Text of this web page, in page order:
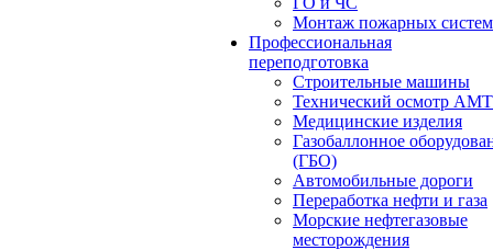
Монтаж пожарных систем
Профессиональная
переподготовка
Строительные машины
Технический осмотр
Медицинские изделия
Газобаллонное
(ГБО)
Автомобильные дороги
Переработка нефти и газа
Морские нефтегазовые
месторождения